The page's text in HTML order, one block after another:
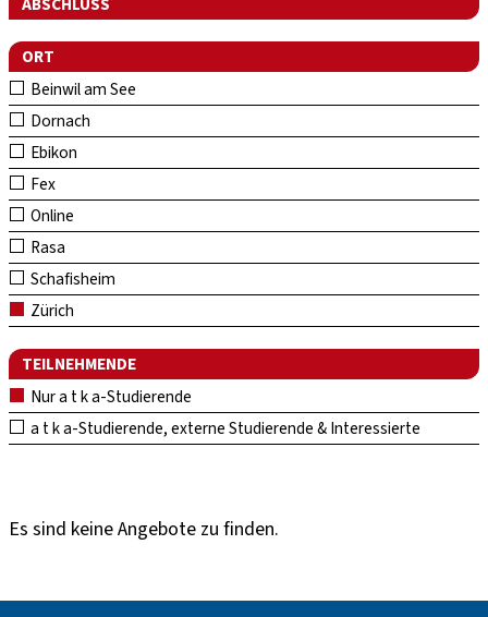
ORT
Beinwil am See
Dornach
Ebikon
Fex
Online
Rasa
Schafisheim
Zürich
TEILNEHMENDE
Nur a t k a-Studierende
a t k a-Studierende, externe Studierende & Interessierte
Es sind keine Angebote zu finden.